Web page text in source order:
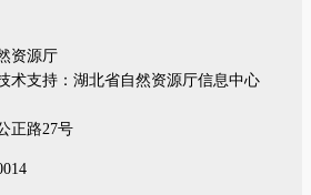
资源厅
术支持：湖北省自然资源厅信息中心
正路27号